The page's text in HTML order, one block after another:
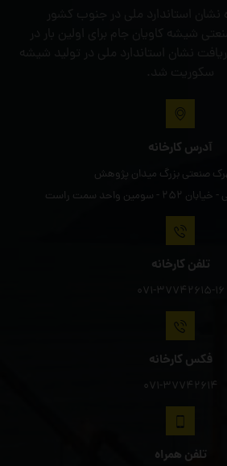
نشان استاندارد ملی در جنوب کشور
گروه صنعتی شیشه کاویان جام برای اولین بار در
نشان استاندارد ملی در تولید شیشه
سکوریت شد.
آدرس کارخانه
صنعتی بزرگ میدان پژوهش
واحد سمت راست
تلفن کارخانه
071-37742615-16
فکس کارخانه
071-37742614
تلفن همراه